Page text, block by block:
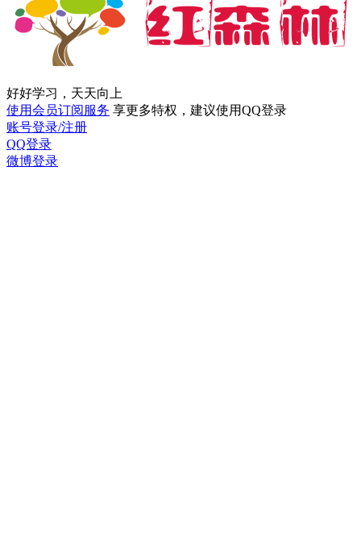
好好学习，天天向上
使用会员订阅服务 享更多特权，建议使用QQ登录
账号登录/注册
QQ登录
微博登录